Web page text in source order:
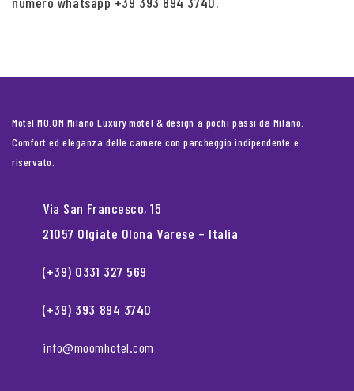
Motel MO.OM Milano Luxury motel & design a pochi passi da Milano.
Comfort ed eleganza delle camere con parcheggio indipendente e
riservato.
Via San Francesco, 15
21057 Olgiate Olona Varese – Italia
(+39) 0331 327 569
(+39) 393 894 3740
info@moomhotel.com